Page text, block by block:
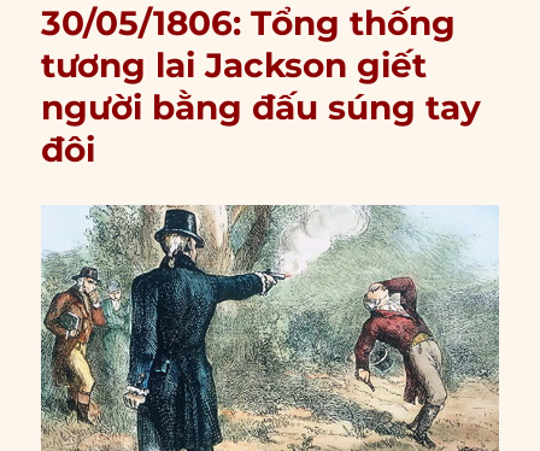
30/05/1806: Tổng thống
tương lai Jackson giết
người bằng đấu súng tay
đôi